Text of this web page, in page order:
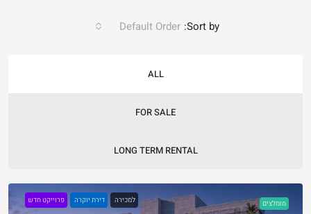
ALL
FOR SALE
LONG TERM RENTAL
Sort by:
Default Order
מומלצים למכירה דירת יוקרה פרוייקט חדש